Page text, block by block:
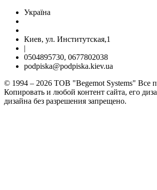
Україна
Киев, ул. Институтская,1
|
0504895730, 0677802038
podpiska@podpiska.kiev.ua
© 1994 – 2026 ТОВ "Begemot Systems" Все
Копировать и любой контент сайта, его
дизайна без разрешения запрещено.